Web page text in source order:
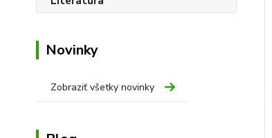
Novinky
Zobraziť všetky novinky